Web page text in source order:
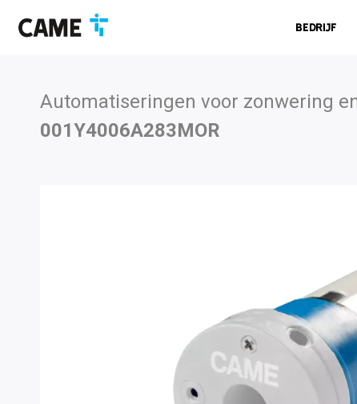
naar
navigatiebalk
naar
inhoud
naar
voettekst
Bedrijf
Automatiseringen voor zonwering
001Y4006A283MOR